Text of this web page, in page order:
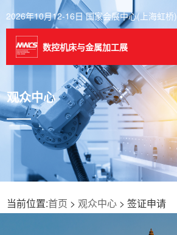
2026年10月12-16日 国家会展中心(上海虹桥)
数控机床与金属加工展
观众中心
当前位置:首页 >观众中心 > 签证申请